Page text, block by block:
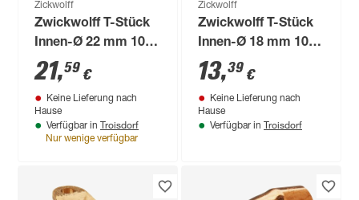
Zickwolff
Zwickwolff T-Stück
Innen-Ø 22 mm 10
Stück
21,59 €
Keine Lieferung nach
Hause
Verfügbar in Troisdorf
Nur wenige verfügbar
Zickwolff
Zwickwolff T-Stück
Innen-Ø 18 mm 10
Stück
13,39 €
Keine Lieferung nach
Hause
Verfügbar in Troisdorf